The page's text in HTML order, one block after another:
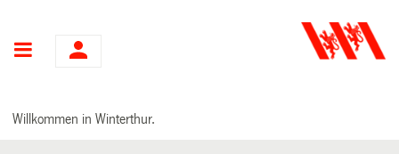
Hauptnavigation
Willkommen in Winterthur.